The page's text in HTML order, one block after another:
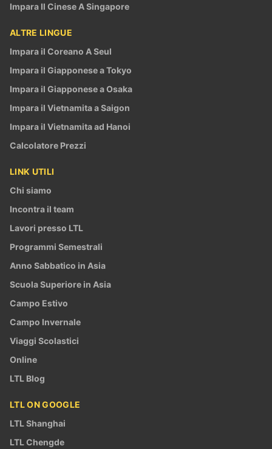
Impara Il Cinese A Singapore
ALTRE LINGUE
Impara il Coreano A Seul
Impara il Giapponese a Tokyo
Impara il Giapponese a Osaka
Impara il Vietnamita a Saigon
Impara il Vietnamita ad Hanoi
Calcolatore Prezzi
LINK UTILI
Chi siamo
Incontra il team
Lavori presso LTL
Programmi Semestrali
Anno Sabbatico in Asia
Scuola Superiore in Asia
Campo Estivo
Campo Invernale
Viaggi Scolastici
Online
LTL Blog
LTL ON GOOGLE
LTL Shanghai
LTL Chengde